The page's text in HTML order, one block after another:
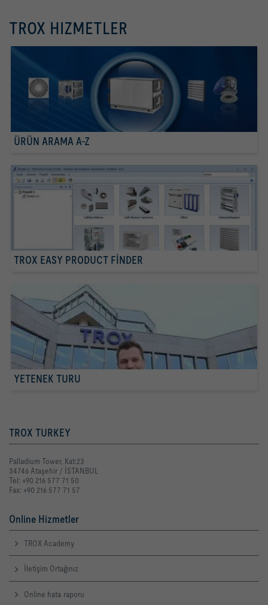
TROX HIZMETLER
ÜRÜN ARAMA A-Z
TROX EASY PRODUCT FINDER
YETENEK TURU
TROX TURKEY
Palladium Tower, Kat:23
34746 Ataşehir / İSTANBUL
Tel: +90 216 577 71 50
Fax: +90 216 577 71 57
Online Hizmetler
TROX Academy
İletişim Ortağınız
Online hata raporu